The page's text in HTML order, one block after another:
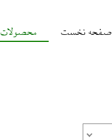
صفحه نخست محصولات